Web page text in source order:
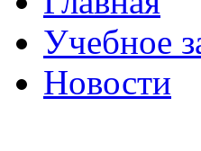
Учебное
Новости